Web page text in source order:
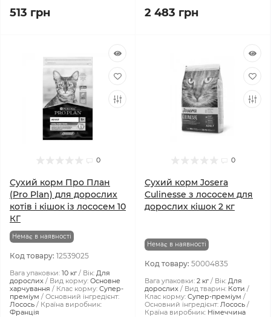
513 грн 2 483 грн
0
Сухий корм Про План
(Pro Plan) для дорослих
котів і кішок із лососем 10
КГ
Немає в наявності
Код товару: 12539025
Вага упаковки: 10 кг Вік: Для
дорослих
Вид корму: Основне
харчування
Клас корму: Супер-
преміум
Основний інгредієнт:
Лосось
Країна виробник:
Франція
0
Сухий корм Josera
Culinesse з лососем для
дорослих кішок 2 кг
Немає в наявності
Код товару: 50004835
Вага упаковки: 2 кг Вік: Для
дорослих
Вид тварин: Коти
Клас корму: Супер-преміум
Основний інгредієнт: Лосось
Країна виробник: Німеччина